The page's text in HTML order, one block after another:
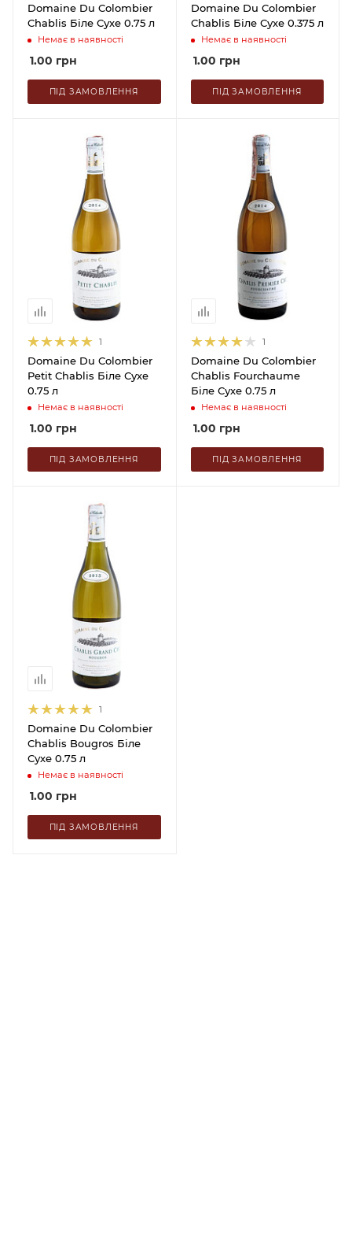
Domaine Du Colombier
Chablis Біле Сухе 0.75 л
Немає в наявності
1.00 грн
ПІД ЗАМОВЛЕННЯ
Domaine Du Colombier
Chablis Біле Сухе 0.375 л
Немає в наявності
1.00 грн
ПІД ЗАМОВЛЕННЯ
1
Domaine Du Colombier
Petit Chablis Біле Сухе
0.75 л
Немає в наявності
1.00 грн
ПІД ЗАМОВЛЕННЯ
1
Domaine Du Colombier
Chablis Fourchaume
Біле Сухе 0.75 л
Немає в наявності
1.00 грн
ПІД ЗАМОВЛЕННЯ
1
Domaine Du Colombier
Chablis Bougros Біле
Сухе 0.75 л
Немає в наявності
1.00 грн
ПІД ЗАМОВЛЕННЯ